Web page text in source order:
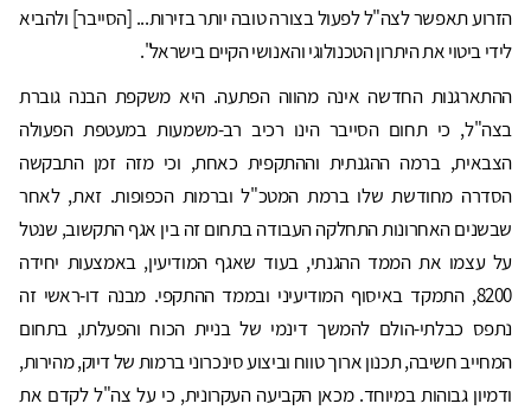
הזרוע תאפשר לצה"ל לפעול בצורה טובה יותר בזירות... [הסייבר] ולהביא
לידי ביטוי את היתרון הטכנולוגי והאנושי הקיים בישראל".
ההתארגנות החדשה אינה מהווה הפתעה. היא משקפת הבנה גוברת
בצה"ל, כי תחום הסייבר הינו רכיב רב-משמעות במעטפת הפעולה
הצבאית, ברמה ההגנתית וההתקפית כאחת, וכי מזה זמן התבקשה
הסדרה מחודשת שלו ברמת המטכ"ל וברמות הכפופות. זאת, לאחר
שבשנים האחרונות התחלקה העבודה בתחום זה בין אגף התקשוב, שנטל
על עצמו את הממד ההגנתי, בעוד שאגף המודיעין, באמצעות יחידה
8200, התמקד באיסוף המודיעיני ובממד ההתקפי. מבנה דו-ראשי זה
נתפס כבלתי-הולם להמשך דינמי של בניית הכוח והפעלתו, בתחום
המחייב חשיבה, תכנון ארוך טווח וביצוע סינכרוני ברמות של דיוק, מהירות,
ודמיון גבוהות במיוחד. מכאן הקביעה העקרונית, כי על צה"ל לקדם את